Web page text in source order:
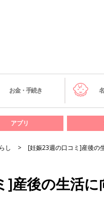
お金・手続き
アプリ
し [妊娠23週の口コミ]産後の
]産後の生活